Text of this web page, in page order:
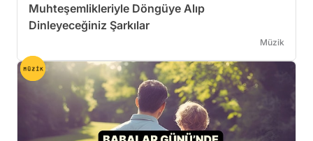
Muhteşemlikleriyle Döngüye Alıp
Dinleyeceğiniz Şarkılar
Müzik